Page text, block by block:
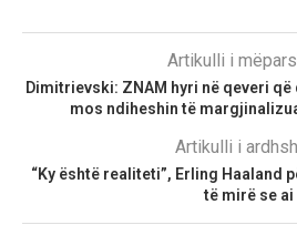
Artikulli i
Dimitrievski: ZNAM hyri në qeveri
mos ndiheshin të
Artikulli i
“Ky është realiteti”, Erling Haaland
të mirë se ai